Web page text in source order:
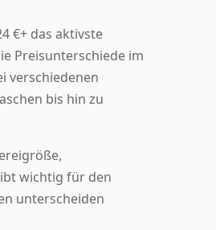
€+ das aktivste
Preisunterschiede im
verschiedenen
bis hin zu
wichtig für den
unterscheiden